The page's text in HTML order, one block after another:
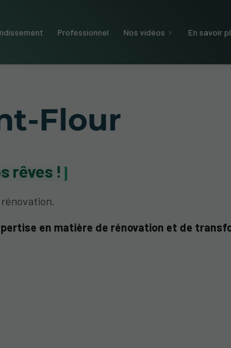
Professionnel Nos vidéos En savoir
Flour
rêves !
en matière de rénovation et de